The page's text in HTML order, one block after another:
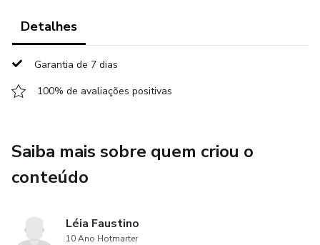
Detalhes
Garantia de 7 dias
100% de avaliações positivas
Saiba mais sobre quem criou o
conteúdo
Léia Faustino
10 Ano Hotmarter